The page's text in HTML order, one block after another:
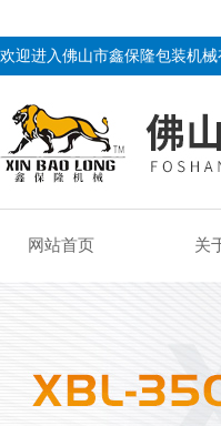
欢迎进入佛山市鑫保隆包装机械
网站首页 关